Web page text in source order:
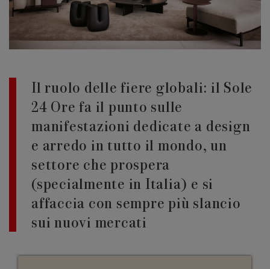
Edizione
Il ruolo delle fiere globali: il Sole
24 Ore fa il punto sulle
manifestazioni dedicate a design
e arredo in tutto il mondo, un
settore che prospera
(specialmente in Italia) e si
affaccia con sempre più slancio
sui nuovi mercati